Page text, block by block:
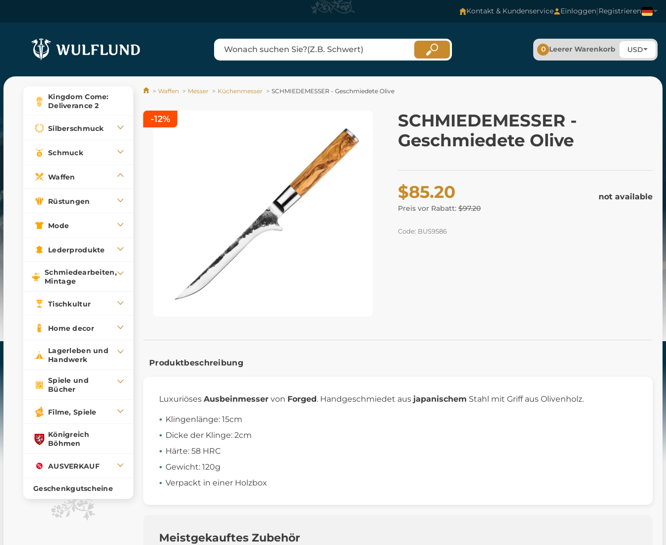
Kontakt & Kundenservice Einloggen|Registrieren
0 Leerer Warenkorb USD
Kingdom Come:
Deliverance 2
Silberschmuck
Schmuck
Waffen
Rüstungen
Mode
Lederprodukte
Schmiedearbeiten,
Mintage
Tischkultur
Home decor
Lagerleben und
Handwerk
Spiele und
Bücher
Filme, Spiele
Königreich
Böhmen
AUSVERKAUF
Geschenkgutscheine
Waffen Messer Küchenmesser SCHMIEDEMESSER - Geschmiedete Olive
SCHMIEDEMESSER -
Geschmiedete Olive
$85.20
Preis vor Rabatt: $97.20
not available
Code: BUS9586
-12%
Produktbeschreibung
Luxuriöses Ausbeinmesser von Forged. Handgeschmiedet aus japanischem Stahl mit Griff aus Olivenholz.
Klingenlänge: 15cm
Dicke der Klinge: 2cm
Härte: 58 HRC
Gewicht: 120g
Verpackt in einer Holzbox
Meistgekauftes Zubehör